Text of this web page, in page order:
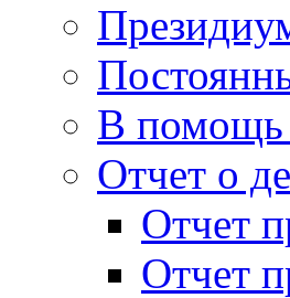
В помощь
Отчет о
Отчет
Отчет